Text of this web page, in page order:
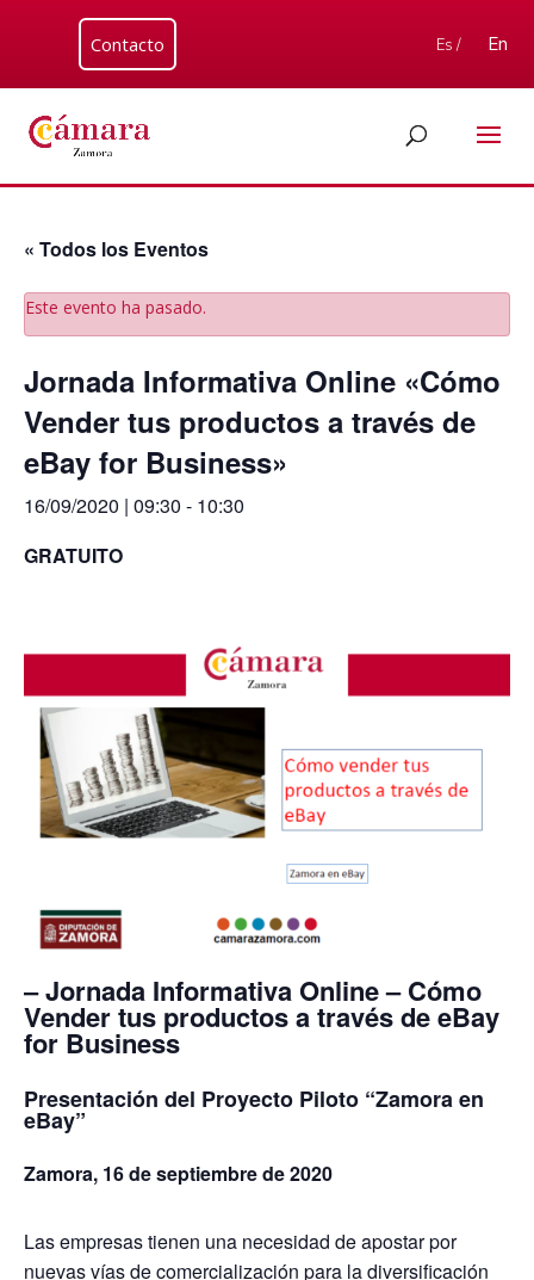
Contacto Es / En
« Todos los Eventos
Este evento ha pasado.
Jornada Informativa Online «Cómo
Vender tus productos a través de
eBay for Business»
16/09/2020 | 09:30 - 10:30
GRATUITO
– Jornada Informativa Online – Cómo
Vender tus productos a través de eBay
for Business
Presentación del Proyecto Piloto “Zamora en
eBay”
Zamora, 16 de septiembre de 2020
Las empresas tienen una necesidad de apostar por
nuevas vías de comercialización para la diversificación